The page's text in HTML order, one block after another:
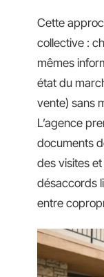
Cette
collective :
mêmes
état du
vente) sans
L’agence
documents
des visites
désaccords
entre